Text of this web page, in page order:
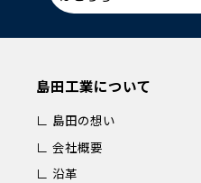
島田工業について
∟ 島田の想い
∟ 会社概要
∟ 沿革